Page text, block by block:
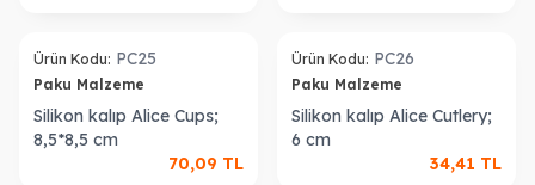
Ürün Kodu: PC25
Paku Malzeme
Silikon kalıp Alice Cups;
8,5*8,5 cm
70,09 TL
Ürün Kodu: PC26
Paku Malzeme
Silikon kalıp Alice Cutlery;
6 cm
34,41 TL